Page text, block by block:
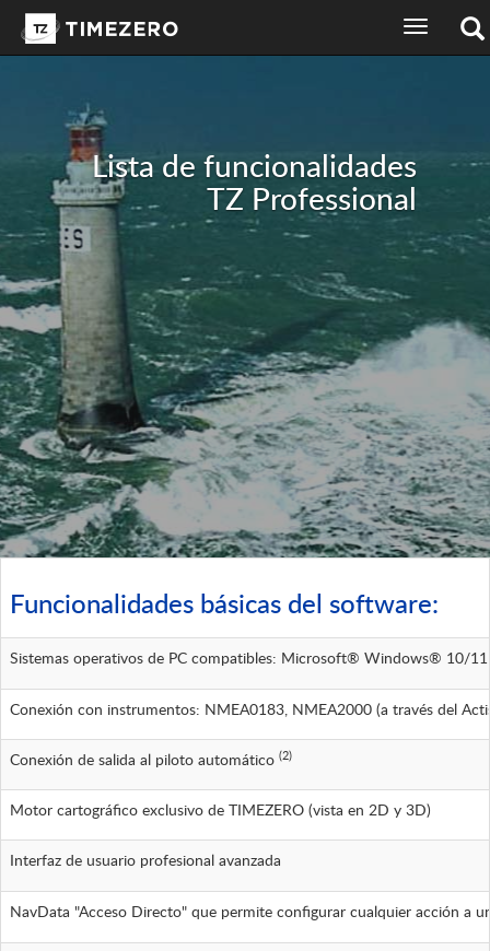
selector
de
de
navegación
Lista de funcionalidades
TZ Professional
Funcionalidades básicas del software:
Sistemas operativos de PC compatibles: Microsoft® Windows® 10/
Conexión con instrumentos: NMEA0183, NMEA2000 (a través del
Conexión de salida al piloto automático (2)
Motor cartográfico exclusivo de TIMEZERO (vista en 2D y 3D)
Interfaz de usuario profesional avanzada
NavData "Acceso Directo" que permite configurar cualquier acción a